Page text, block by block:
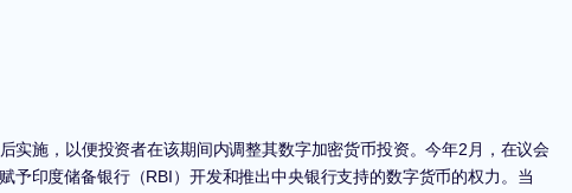
施，以便投资者在该期间内调整其数字加密货币投资。今年2月，在议会
印度储备银行（RBI）开发和推出中央银行支持的数字货币的权力。当